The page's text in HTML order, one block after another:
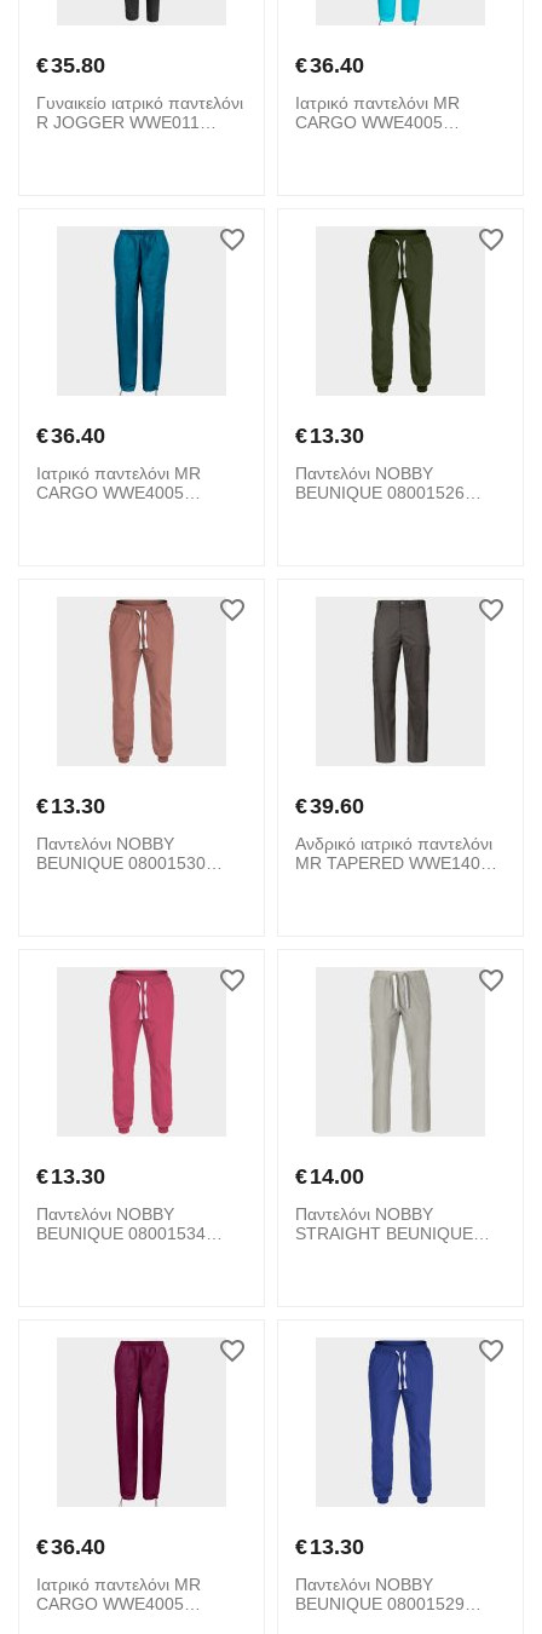
€35.80
Γυναικείο ιατρικό παντελόνι
R JOGGER WWE011
€36.40
Ιατρικό παντελόνι MR
CARGO WWE4005
€36.40
Ιατρικό παντελόνι MR
CARGO WWE4005
€13.30
Παντελόνι NOBBY
BEUNIQUE 08001526
€13.30
Παντελόνι NOBBY
BEUNIQUE 08001530
€39.60
Ανδρικό ιατρικό παντελόνι
MR TAPERED WWE140
€13.30
Παντελόνι NOBBY
BEUNIQUE 08001534
€14.00
Παντελόνι NOBBY
STRAIGHT BEUNIQUE
€36.40
Ιατρικό παντελόνι MR
CARGO WWE4005
€13.30
Παντελόνι NOBBY
BEUNIQUE 08001529